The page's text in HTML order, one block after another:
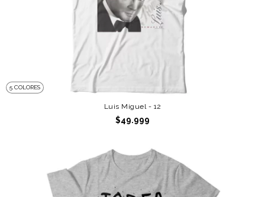
5 COLORES
Luis Miguel - 12
$49.999